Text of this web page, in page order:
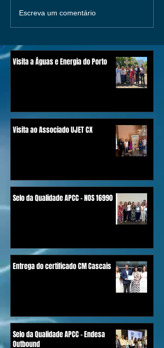
Escreva um comentário
Visita a Águas e Energia do Porto
Visita ao Associado UJET CX
Selo da Qualidade APCC - NOS 16990
Entrega do certificado CM Cascais
Selo da Qualidade APCC - Endesa
Outbound